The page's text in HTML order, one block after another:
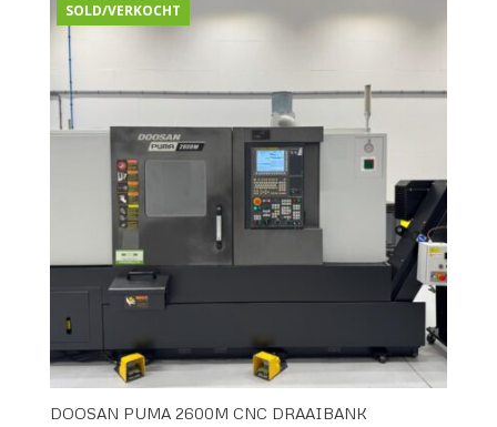
SOLD/VERKOCHT
DOOSAN PUMA 2600M CNC DRAAIBANK